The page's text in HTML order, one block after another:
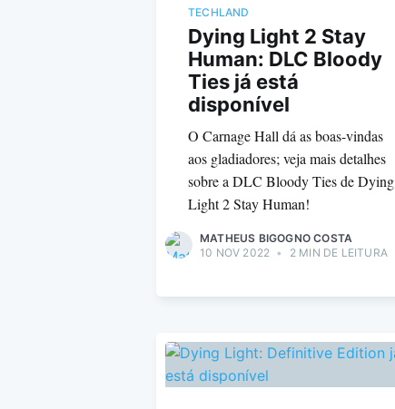
TECHLAND
Dying Light 2 Stay
Human: DLC Bloody
Ties já está
disponível
O Carnage Hall dá as boas-vindas
aos gladiadores; veja mais detalhes
sobre a DLC Bloody Ties de Dying
Light 2 Stay Human!
MATHEUS BIGOGNO COSTA
10 NOV 2022 • 2 MIN DE LEITURA